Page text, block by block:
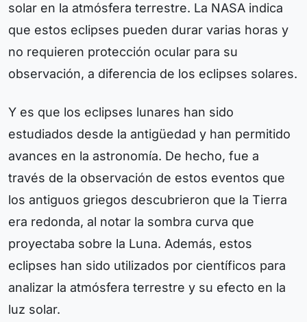
solar en la atmósfera terrestre. La NASA indica
que estos eclipses pueden durar varias horas y
no requieren protección ocular para su
observación, a diferencia de los eclipses solares.
Y es que los eclipses lunares han sido
estudiados desde la antigüedad y han permitido
avances en la astronomía. De hecho, fue a
través de la observación de estos eventos que
los antiguos griegos descubrieron que la Tierra
era redonda, al notar la sombra curva que
proyectaba sobre la Luna. Además, estos
eclipses han sido utilizados por científicos para
analizar la atmósfera terrestre y su efecto en la
luz solar.